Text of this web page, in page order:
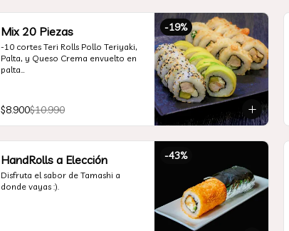
-19%
Mix 20 Piezas
-10 cortes Teri Rolls Pollo Teriyaki,
Palta, y Queso Crema envuelto en
palta
en Panko
*Incluye 1 soya 30ml / 1 palitos / 1
salsa teriyaki 30ml
$8.900$10.990
-43%
HandRolls a Elección
Disfruta el sabor de Tamashi a
donde vayas :).